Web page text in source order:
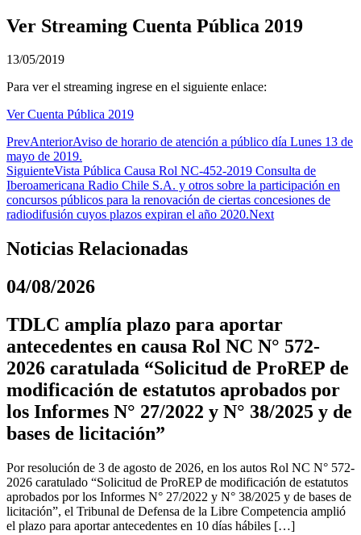
Ver Streaming Cuenta Pública 2019
13/05/2019
Para ver el streaming ingrese en el siguiente enlace:
Ver Cuenta Pública 2019
PrevAnteriorAviso de horario de atención a público día Lunes 13 de
mayo de 2019.
SiguienteVista Pública Causa Rol NC-452-2019 Consulta de
Iberoamericana Radio Chile S.A. y otros sobre la participación en
concursos públicos para la renovación de ciertas concesiones de
radiodifusión cuyos plazos expiran el año 2020.Next
Noticias Relacionadas
04/08/2026
TDLC amplía plazo para aportar
antecedentes en causa Rol NC N° 572-
2026 caratulada “Solicitud de ProREP de
modificación de estatutos aprobados por
los Informes N° 27/2022 y N° 38/2025 y de
bases de licitación”
Por resolución de 3 de agosto de 2026, en los autos Rol NC N° 572-
2026 caratulado “Solicitud de ProREP de modificación de estatutos
aprobados por los Informes N° 27/2022 y N° 38/2025 y de bases de
licitación”, el Tribunal de Defensa de la Libre Competencia amplió
el plazo para aportar antecedentes en 10 días hábiles […]